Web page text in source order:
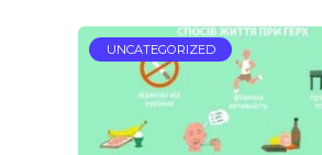
UNCATEGORIZED